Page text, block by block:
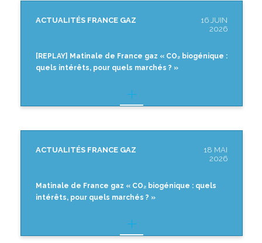
ACTUALITÉS FRANCE GAZ
16 JUIN
2026
[REPLAY] Matinale de France gaz « CO₂ biogénique :
quels intérêts, pour quels marchés ? »
ACTUALITÉS FRANCE GAZ
18 MAI
2026
Matinale de France gaz « CO₂ biogénique : quels
intérêts, pour quels marchés ? »